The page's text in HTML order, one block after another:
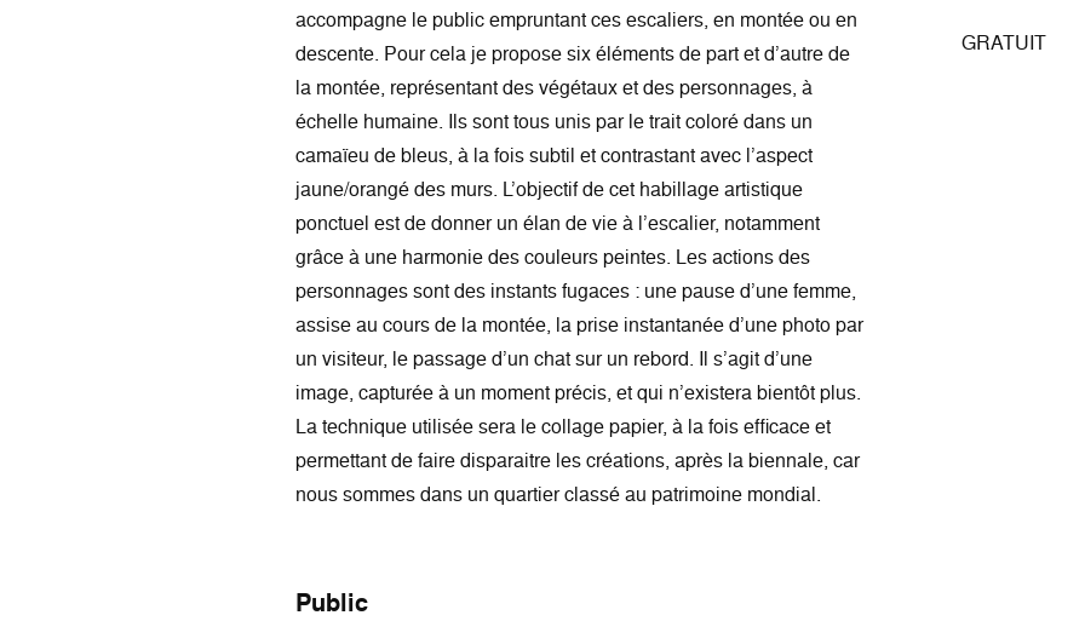
GRATUIT
accompagne le public empruntant ces escaliers, en montée ou en
descente. Pour cela je propose six éléments de part et d’autre de
la montée, représentant des végétaux et des personnages, à
échelle humaine. Ils sont tous unis par le trait coloré dans un
camaïeu de bleus, à la fois subtil et contrastant avec l’aspect
jaune/orangé des murs. L’objectif de cet habillage artistique
ponctuel est de donner un élan de vie à l’escalier, notamment
grâce à une harmonie des couleurs peintes. Les actions des
personnages sont des instants fugaces : une pause d’une femme,
assise au cours de la montée, la prise instantanée d’une photo par
un visiteur, le passage d’un chat sur un rebord. Il s’agit d’une
image, capturée à un moment précis, et qui n’existera bientôt plus.
La technique utilisée sera le collage papier, à la fois efficace et
permettant de faire disparaitre les créations, après la biennale, car
nous sommes dans un quartier classé au patrimoine mondial.
Public